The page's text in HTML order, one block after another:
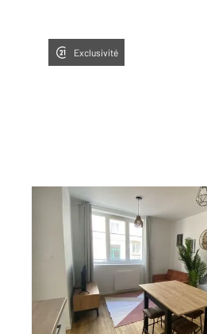
Exclusivité
BREST 29
50 m
, 3 pièces
Ref : 7704
Appartement T3 à
820 €
par mois charges comprises